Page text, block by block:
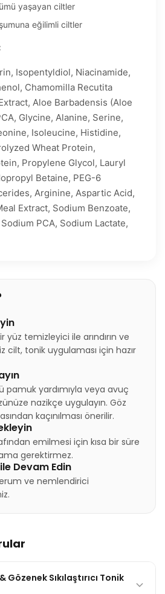
yaşayan ciltler
eğilimli ciltler
Isopentyldiol, Niacinamide,
Chamomilla Recutita
Aloe Barbadensis (Aloe
Glycine, Alanine, Serine,
Isoleucine, Histidine,
Wheat Protein,
Propylene Glycol, Lauryl
Betaine, PEG-6
Arginine, Aspartic Acid,
Extract, Sodium Benzoate,
PCA, Sodium Lactate,
yüz temizleyici ile arındırın ve
cilt, tonik uygulaması için hazır
pamuk yardımıyla veya avuç
nazikçe uygulayın. Göz
kaçınılması önerilir.
emilmesi için kısa bir süre
gerektirmez.
Devam Edin
ve nemlendirici
Gözenek Sıkılaştırıcı Tonik